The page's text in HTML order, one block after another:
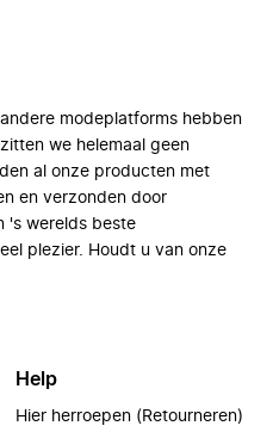
modeplatforms hebben
we helemaal geen
al onze producten met
en verzonden door
's werelds beste
plezier. Houdt u van onze
Help
Hier herroepen (Retourneren)